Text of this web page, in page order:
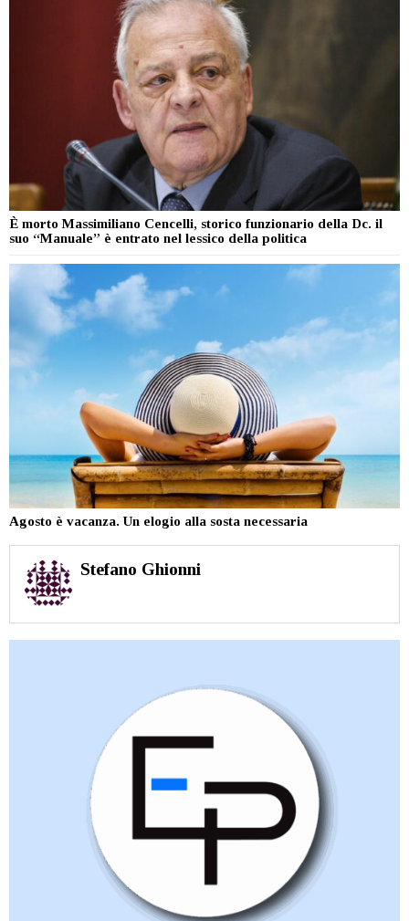
È morto Massimiliano Cencelli, storico funzionario della Dc. il
suo “Manuale” è entrato nel lessico della politica
Agosto è vacanza. Un elogio alla sosta necessaria
Stefano Ghionni